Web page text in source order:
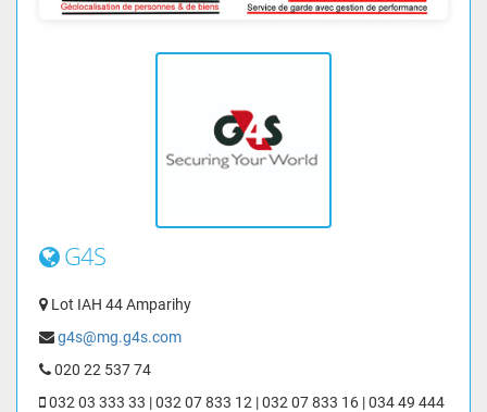
G4S
Lot IAH 44 Amparihy
g4s@mg.g4s.com
020 22 537 74
032 03 333 33 | 032 07 833 12 | 032 07 833 16 | 034 49 444